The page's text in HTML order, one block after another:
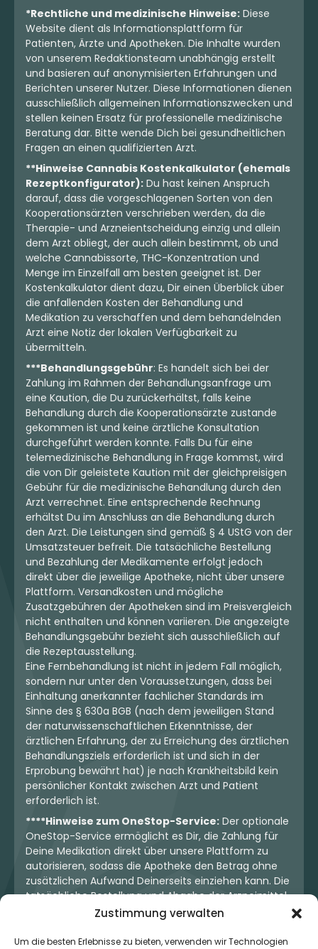
Zustimmung verwalten
Um die besten Erlebnisse zu bieten, verwenden wir Technologien
Unit17 30/1 MCJ
4,5(44)
THC:30% CBD:1%
8.30 €
Indica Blüten
Vertical 7 36/1 FCL
Fight Club
4,5(98)
THC: 37,1% CBD: <
11.00 €
Indica Blüten
Beacon LH T30
Lavender Haze
4,1 (41)
THC:30,3% CBD: < 0,2%
8.30 €
Indica Blüten
enua 30/1 SF4 CA CGG
4,2 (89)
THC:30% CBD:
8.00 €
mehr laden
*Rechtliche und medizinische Hinweise: Diese
Website dient als Informationsplattform für
Patienten, Ärzte und Apotheken. Die Inhalte wurden
von unserem Redaktionsteam unabhängig erstellt
und basieren auf anonymisierten Erfahrungen und
Berichten unserer Nutzer. Diese Informationen dienen
ausschließlich allgemeinen Informationszwecken und
stellen keinen Ersatz für professionelle medizinische
Beratung dar. Bitte wende Dich bei gesundheitlichen
Fragen an einen qualifizierten Arzt.
**Hinweise Cannabis Kostenkalkulator (ehemals
Rezeptkonfigurator): Du hast keinen Anspruch
darauf, dass die vorgeschlagenen Sorten von den
Kooperationsärzten verschrieben werden, da die
Therapie- und Arzneientscheidung einzig und allein
dem Arzt obliegt, der auch allein bestimmt, ob und
welche Cannabissorte, THC-Konzentration und
Menge im Einzelfall am besten geeignet ist. Der
Kostenkalkulator dient dazu, Dir einen Überblick über
die anfallenden Kosten der Behandlung und
Medikation zu verschaffen und dem behandelnden
Arzt eine Notiz der lokalen Verfügbarkeit zu
übermitteln.
***Behandlungsgebühr: Es handelt sich bei der
Zahlung im Rahmen der Behandlungsanfrage um
eine Kaution, die Du zurückerhältst, falls keine
Behandlung durch die Kooperationsärzte zustande
gekommen ist und keine ärztliche Konsultation
durchgeführt werden konnte. Falls Du für eine
telemedizinische Behandlung in Frage kommst, wird
die von Dir geleistete Kaution mit der gleichpreisigen
Gebühr für die medizinische Behandlung durch den
Arzt verrechnet. Eine entsprechende Rechnung
erhältst Du im Anschluss an die Behandlung durch
den Arzt. Die Leistungen sind gemäß § 4 UStG von der
Umsatzsteuer befreit. Die tatsächliche Bestellung
und Bezahlung der Medikamente erfolgt jedoch
direkt über die jeweilige Apotheke, nicht über unsere
Plattform. Versandkosten und mögliche
Zusatzgebühren der Apotheken sind im Preisvergleich
nicht enthalten und können variieren. Die angezeigte
Behandlungsgebühr bezieht sich ausschließlich auf
die Rezeptausstellung.
Eine Fernbehandlung ist nicht in jedem Fall möglich,
sondern nur unter den Voraussetzungen, dass bei
Einhaltung anerkannter fachlicher Standards im
Sinne des § 630a BGB (nach dem jeweiligen Stand
der naturwissenschaftlichen Erkenntnisse, der
ärztlichen Erfahrung, der zu Erreichung des ärztlichen
Behandlungsziels erforderlich ist und sich in der
Erprobung bewährt hat) je nach Krankheitsbild kein
persönlicher Kontakt zwischen Arzt und Patient
erforderlich ist.
****Hinweise zum OneStop-Service: Der optionale
OneStop-Service ermöglicht es Dir, die Zahlung für
Deine Medikation direkt über unsere Plattform zu
autorisieren, sodass die Apotheke den Betrag ohne
zusätzlichen Aufwand Deinerseits einziehen kann. Die
tatsächliche Bestellung und Abgabe der Arzneimittel
erfolgt jedoch ausschließlich über die jeweilige
Dir und der Apotheke. Unser OneStop-Service stellt